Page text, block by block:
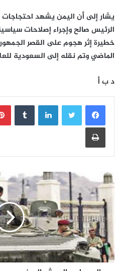
يشار إلى أن اليمن يشهد
الرئيس صالح وإجراء إصلاحات
خطيرة إثر هجوم على القصر
الماضي وتم نقله إلى السعودية
د ب أ
لينكدإن
طباعة